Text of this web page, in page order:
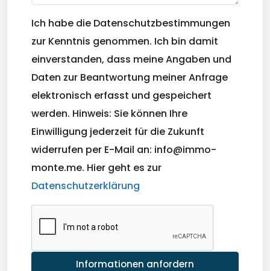
Ich habe die Datenschutzbestimmungen
zur Kenntnis genommen. Ich bin damit
einverstanden, dass meine Angaben und
Daten zur Beantwortung meiner Anfrage
elektronisch erfasst und gespeichert
werden. Hinweis: Sie können Ihre
Einwilligung jederzeit für die Zukunft
widerrufen per E-Mail an: info@immo-
monte.me. Hier geht es zur
Datenschutzerklärung
Informationen anfordern